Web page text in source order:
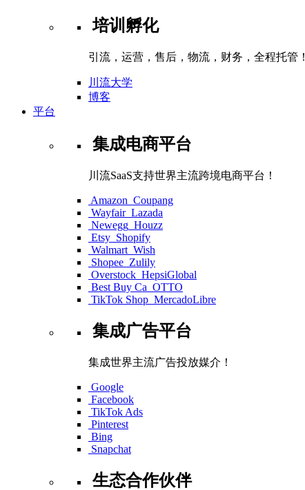
培训孵化
引流，运营，售后，物流，财务，全程托管！
川流大学
博客
平台
集成电商平台
川流SaaS支持世界主流跨境电商平台！
Amazon Coupang
Wayfair Lazada
Newegg Houzz
Etsy Shopify
Walmart Wish
Shopee Zulily
Overstock HepsiGlobal
Best Buy Ca OTTO
TikTok Shop MercadoLibre
集成广告平台
集成世界主流广告投放媒介！
Google
Facebook
TikTok Ads
Pinterest
Bing
Snapchat
生态合作伙伴